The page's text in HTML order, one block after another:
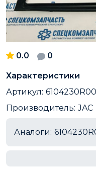
0.0 0
Характеристики
Артикул:
Производитель: JAC
Аналоги: